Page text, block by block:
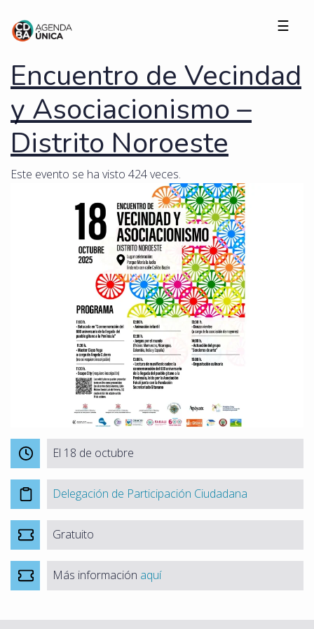
☰
Encuentro de Vecindad
y Asociacionismo –
Distrito Noroeste
Este evento se ha visto 424 veces.
El 18 de octubre
Delegación de Participación Ciudadana
Gratuito
Más información aquí